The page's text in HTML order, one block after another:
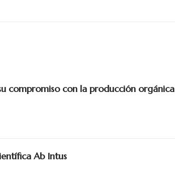
compromiso con la producción orgánica
Ab Intus